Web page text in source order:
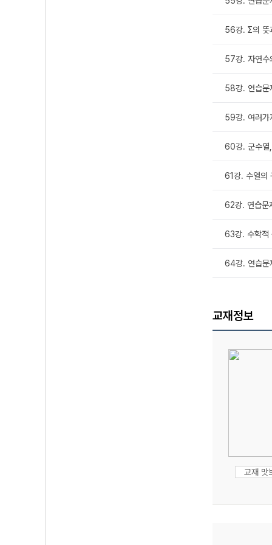
56강. Σ의 뜻
57강. 자연수
58강. 연습문
59강. 여러가
60강. 군수열
61강. 수열의
62강. 연습문
63강. 수학적
64강. 연습
교재정보
교재 맛